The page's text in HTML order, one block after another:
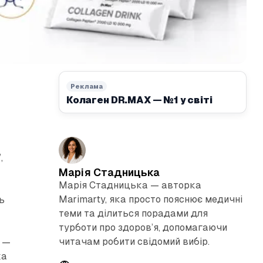
Реклама
Колаген DR.MAX — №1 у світі
—
Марія Стадницька
Марія Стадницька — авторка
Marimarty, яка просто пояснює медичні
теми та ділиться порадами для
турботи про здоров’я, допомагаючи
читачам робити свідомий вибір.